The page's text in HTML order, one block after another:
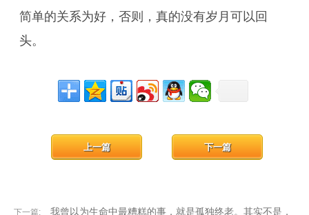
简单的关系为好，否则，真的没有岁月可以回
头。
下一篇: 我曾以为生命中最糟糕的事，就是孤独终老。其实不是，
下一篇
上一篇